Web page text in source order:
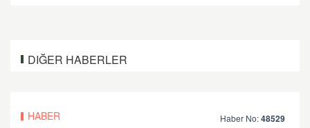
DIĞER HABERLER
HABER Haber No:48529